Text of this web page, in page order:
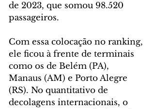
de 2023, que somou 98.520
passageiros.
Com essa colocação no ranking,
ele ficou à frente de terminais
como os de Belém (PA),
Manaus (AM) e Porto Alegre
(RS). No quantitativo de
decolagens internacionais, o